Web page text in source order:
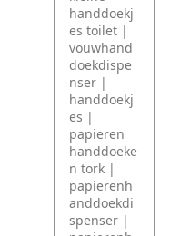
handdoekj
es toilet |
vouwhand
doekdispe
nser |
handdoekj
es |
papieren
handdoeke
n tork |
papierenh
anddoekdi
spenser |